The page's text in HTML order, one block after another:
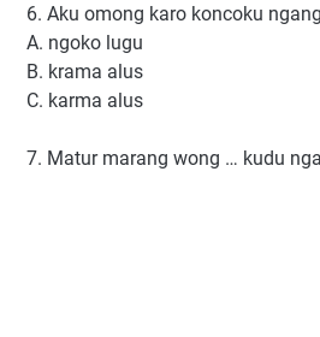
6. Aku omong karo koncoku
A. ngoko lugu
B. krama alus
C. karma alus
7. Matur marang wong … kudu